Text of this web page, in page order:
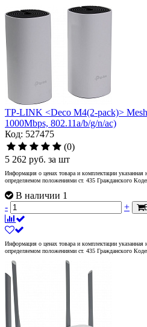
TP-LINK <Deco M4(2-pack)>
1000Mbps, 802.11a/b/g/n/ac)
Код: 527475
(0)
5 262 руб. за шт
Информация о ценах товара и комплектации указанная
определяемом положениями ст. 435 Гражданского
В наличии 1
-
+
Информация о ценах товара и комплектации указанная
определяемом положениями ст. 435 Гражданского